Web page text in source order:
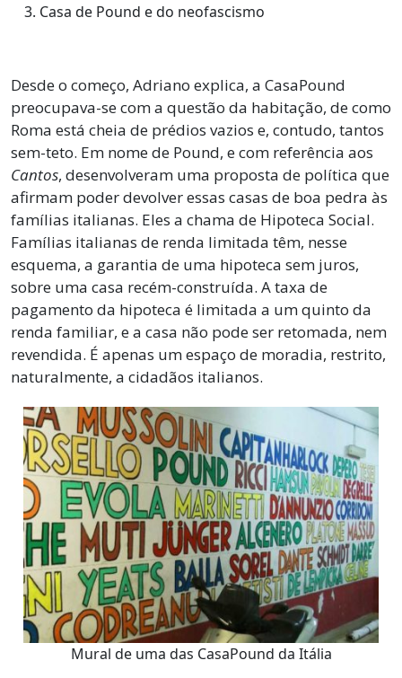
Casa de Pound e do neofascismo
Desde o começo, Adriano explica, a CasaPound
preocupava-se com a questão da habitação, de como
Roma está cheia de prédios vazios e, contudo, tantos
sem-teto. Em nome de Pound, e com referência aos
Cantos, desenvolveram uma proposta de política que
afirmam poder devolver essas casas de boa pedra às
famílias italianas. Eles a chama de Hipoteca Social.
Famílias italianas de renda limitada têm, nesse
esquema, a garantia de uma hipoteca sem juros,
sobre uma casa recém-construída. A taxa de
pagamento da hipoteca é limitada a um quinto da
renda familiar, e a casa não pode ser retomada, nem
revendida. É apenas um espaço de moradia, restrito,
naturalmente, a cidadãos italianos.
Mural de uma das CasaPound da Itália